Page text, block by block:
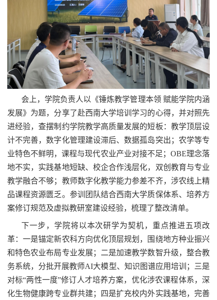
会上，学院负责人以《锤炼教学管理本领 赋能学院内涵
发展》为题，分享了赴西南大学培训学习的心得，并对照先
进经验，查摆制约学院教学高质量发展的短板：教学顶层设
计不完善，数字化管理建设滞后、数据孤岛突出；农学等专
业特色不鲜明，课程与现代农业产业对接不足；OBE理念落
地不实，实践基地短缺、校企合作浅层化，双创教育与专业
教学融合不够；教师数字化教学能力参差不齐，涉农线上精
品课程资源匮乏。参训团队结合西南大学质保体系、培养方
案修订规范及虚拟教研室建设经验，梳理了整改清单。
下一步，学院将以本次研学为契机，重点推进五项改
革：一是锚定新农科方向优化顶层规划，围绕地方种业振兴
和特色农业布局专业发展；二是加速教学数智升级，整合教
务系统，分批开展教师AI大模型、知识图谱应用培训；三是
对标“两性一度”修订人才培养方案，优化涉农课程体系，深
化生物健康跨专业群共建；四是扩充校内外实践基地，完善